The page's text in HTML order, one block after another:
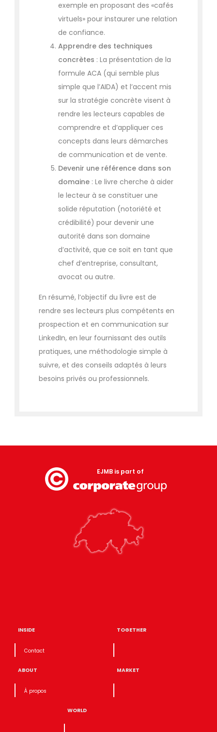
exemple en proposant des «cafés
virtuels» pour instaurer une relation
de confiance.
Apprendre des techniques
concrètes : La présentation de la
formule ACA (qui semble plus
simple que l’AIDA) et l’accent mis
sur la stratégie concrète visent à
rendre les lecteurs capables de
comprendre et d’appliquer ces
concepts dans leurs démarches
de communication et de vente.
Devenir une référence dans son
domaine : Le livre cherche à aider
le lecteur à se constituer une
solide réputation (notoriété et
crédibilité) pour devenir une
autorité dans son domaine
d’activité, que ce soit en tant que
chef d’entreprise, consultant,
avocat ou autre.
En résumé, l’objectif du livre est de
rendre ses lecteurs plus compétents en
prospection et en communication sur
LinkedIn, en leur fournissant des outils
pratiques, une méthodologie simple à
suivre, et des conseils adaptés à leurs
besoins privés ou professionnels.
EJMB is part of
INSIDE
Contact
TOGETHER
ABOUT
À propos
MARKET
WORLD